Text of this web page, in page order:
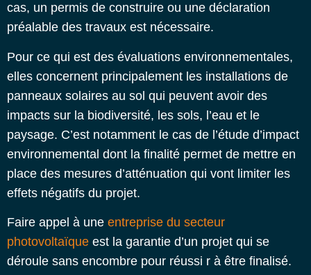
cas, un permis de construire ou une déclaration
préalable des travaux est nécessaire.
Pour ce qui est des évaluations environnementales,
elles concernent principalement les installations de
panneaux solaires au sol qui peuvent avoir des
impacts sur la biodiversité, les sols, l’eau et le
paysage. C’est notamment le cas de l’étude d’impact
environnemental dont la finalité permet de mettre en
place des mesures d’atténuation qui vont limiter les
effets négatifs du projet.
Faire appel à une entreprise du secteur
photovoltaïque est la garantie d’un projet qui se
déroule sans encombre pour réussi r à être finalisé.